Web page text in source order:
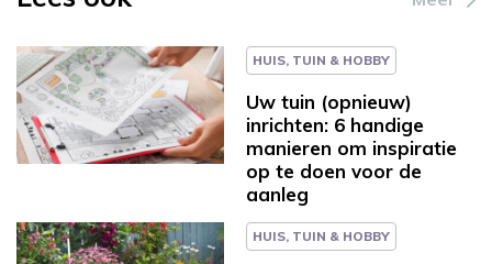
HUIS, TUIN & HOBBY
Uw tuin (opnieuw)
inrichten: 6 handige
manieren om inspiratie
op te doen voor de
aanleg
HUIS, TUIN & HOBBY